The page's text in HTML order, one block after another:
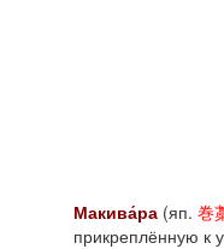
Макива́ра (яп. 巻
прикреплённую к